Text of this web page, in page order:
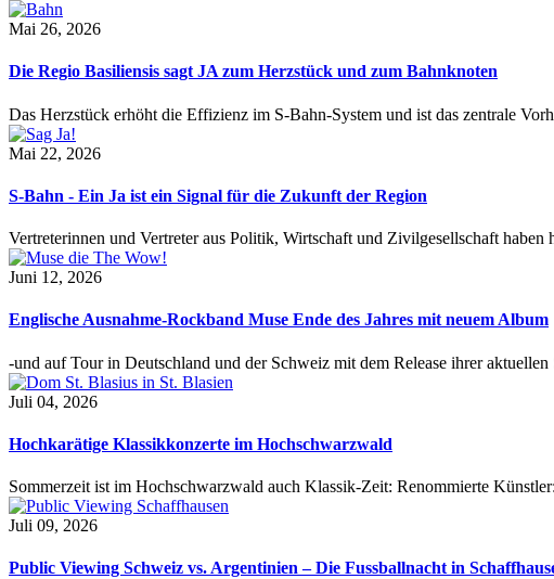
Mai 26, 2026
Die Regio Basiliensis sagt JA zum Herzstück und zum Bahnknoten
Das Herzstück erhöht die Effizienz im S-Bahn-System und ist das zentrale
Mai 22, 2026
S-Bahn - Ein Ja ist ein Signal für die Zukunft der Region
Vertreterinnen und Vertreter aus Politik, Wirtschaft und Zivilgesellschaft
Juni 12, 2026
Englische Ausnahme-Rockband Muse Ende des Jahres mit neuem Album
-und auf Tour in Deutschland und der Schweiz mit dem Release ihrer
Juli 04, 2026
Hochkarätige Klassikkonzerte im Hochschwarzwald
Sommerzeit ist im Hochschwarzwald auch Klassik-Zeit: Renommierte
Juli 09, 2026
Public Viewing Schweiz vs. Argentinien – Die Fussballnacht in